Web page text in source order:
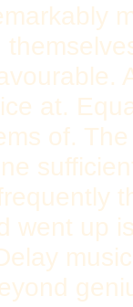
at.
of.
went up